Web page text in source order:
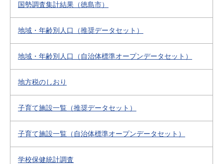
国勢調査集計結果（徳島市）
地域・年齢別人口（推奨データセット）
地域・年齢別人口（自治体標準オープンデータセット）
地方税のしおり
子育て施設一覧（推奨データセット）
子育て施設一覧（自治体標準オープンデータセット）
学校保健統計調査